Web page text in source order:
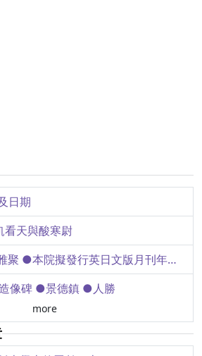
日期
看天與酸寒尉
●摩耶精舍藝術家雅聚 ●本院擬發行英日文版月刊年報 ●識途老馬牗迪藝林 ●本院展出珍玩多寶格 ●本院展出清院本清明上河圖
像碑 ●景德鎮 ●人勝
宮珍藏的佛經
)─小臣誺簋介紹
more